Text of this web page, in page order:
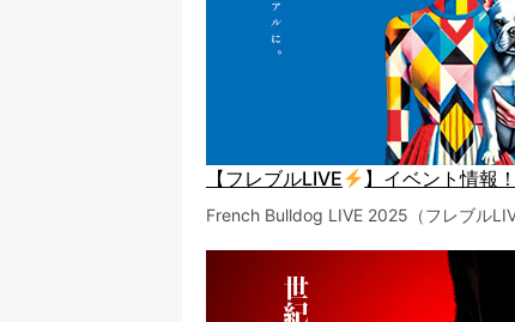
【フレブルLIVE 】イベント情報
French Bulldog LIVE 2025（フレブル